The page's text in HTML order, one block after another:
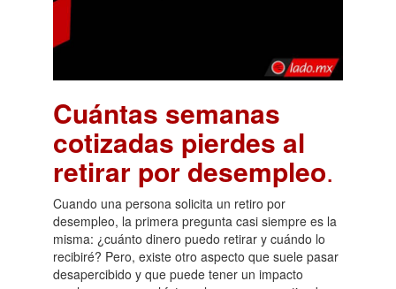
Cuántas semanas
cotizadas pierdes al
retirar por desempleo.
Cuando una persona solicita un retiro por
desempleo, la primera pregunta casi siempre es la
misma: ¿cuánto dinero puedo retirar y cuándo lo
recibiré? Pero, existe otro aspecto que suele pasar
desapercibido y que puede tener un impacto